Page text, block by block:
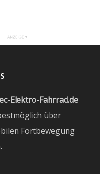
Elektro-Fahrrad.de
über
Fortbewegung